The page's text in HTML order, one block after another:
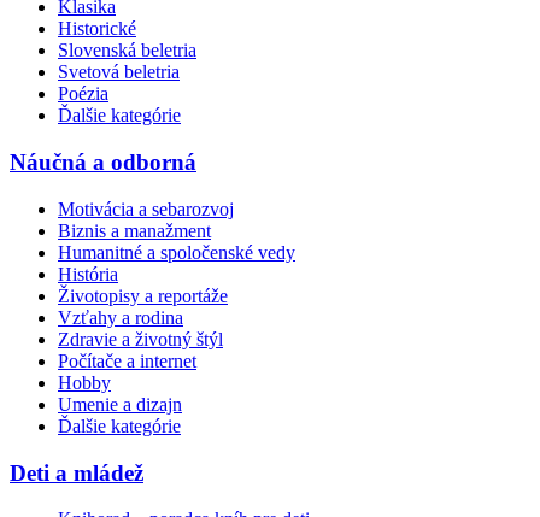
Klasika
Historické
Slovenská beletria
Svetová beletria
Poézia
Ďalšie kategórie
Náučná a odborná
Motivácia a sebarozvoj
Biznis a manažment
Humanitné a spoločenské vedy
História
Životopisy a reportáže
Vzťahy a rodina
Zdravie a životný štýl
Počítače a internet
Hobby
Umenie a dizajn
Ďalšie kategórie
Deti a mládež